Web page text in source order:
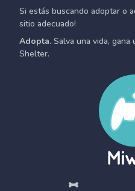
Si estás buscando adoptar o
sitio adecuado!
Adopta. Salva una vida,
Shelter.